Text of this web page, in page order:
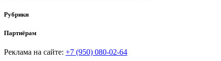
Рубрики
Партнёрам
Реклама на сайте: +7 (950) 080-02-64